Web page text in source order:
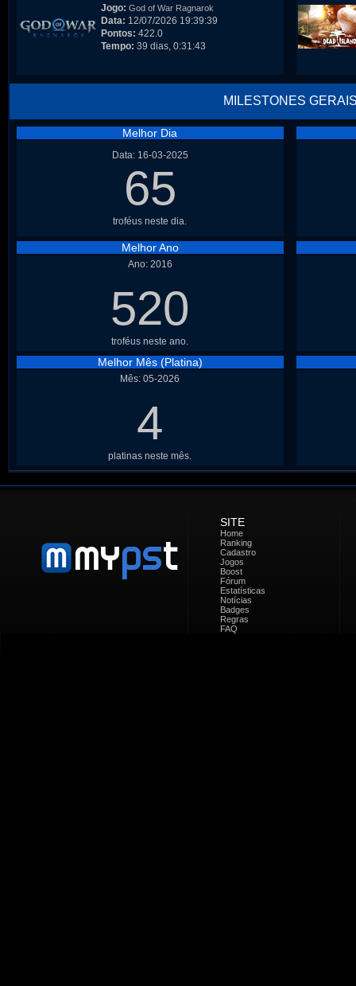
Jogo: God of War Ragnarok
Data: 12/07/2026 19:39:39
Pontos: 422.0
Tempo: 39 dias, 0:31:43
MILESTONES
Melhor Dia
Data: 16-03-2025
65
troféus neste dia.
Melhor Ano
Ano: 2016
520
troféus neste ano.
Melhor Mês (Platina)
Mês: 05-2026
4
platinas neste mês.
SITE
Home
Ranking
Cadastro
Jogos
Boost
Fórum
Estatísticas
Notícias
Badges
Regras
FAQ